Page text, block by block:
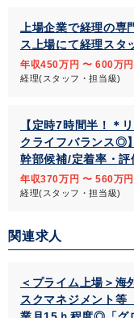
上場企業で経理の
ス上場にて経理スタ
年収450万円 〜 600万円
経理(スタッフ・担当級)
【定時7時間半！＊
クライフバランス◎
幹部候補/定着率・
年収370万円 〜 560万円
経理(スタッフ・担当級)
関連求人
＜プライム上場＞海
スクマネジメント